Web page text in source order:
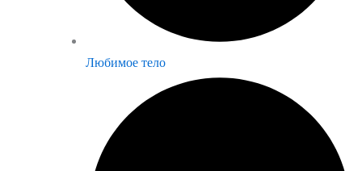
Любимое тело